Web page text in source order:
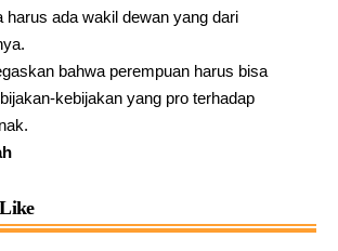
harus ada wakil dewan yang dari
bahwa perempuan harus bisa
kebijakan yang pro terhadap